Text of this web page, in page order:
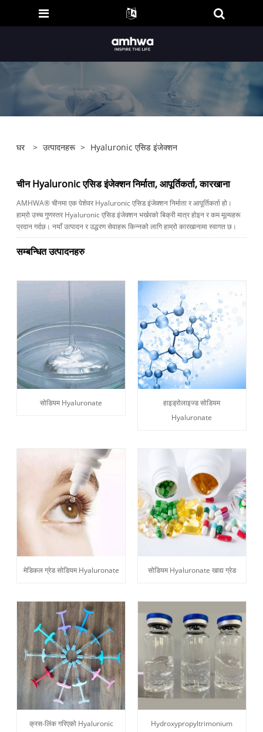
घर > उत्पादनहरू > Hyaluronic एसिड इंजेक्शन
चीन Hyaluronic एसिड इंजेक्शन निर्माता, आपूर्तिकर्ता, कारखाना
AMHWA® चीनमा एक पेशेवर Hyaluronic एसिड इंजेक्शन निर्माता र आपूर्तिकर्ता हो।
हाम्रो उच्च गुणस्तर Hyaluronic एसिड इंजेक्शन भर्खरको बिक्री मात्र होइन र कम मूल्यहरू
प्रदान गर्दछ। नयाँ उत्पादन र उद्धरण सेवाहरू किन्नको लागि हाम्रो कारखानामा स्वागत छ।
सम्बन्धित उत्पादनहरु
सोडियम Hyaluronate
हाइड्रोलाइज्ड सोडियम
Hyaluronate
मेडिकल ग्रेड सोडियम Hyaluronate सोडियम Hyaluronate खाद्य ग्रेड
क्रस-लिंक गरिएको Hyaluronic
Hydroxypropyltrimonium